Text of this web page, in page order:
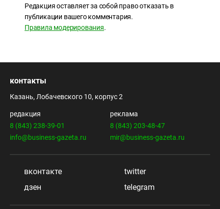
Редакция оставляет за собой право отказать в
публикации вашего комментария.
Правила модерирования.
контакты
Казань, Лобачевского 10, корпус 2
редакция
8 (843) 238-39-01
info@business-gazeta.ru
реклама
8 (843) 203-48-47
mir@business-gazeta.ru
вконтакте
twitter
дзен
telegram